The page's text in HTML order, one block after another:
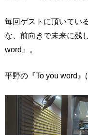
毎回ゲストに頂いてい
な、前向きで未来に残
word』。
平野の『To you word』